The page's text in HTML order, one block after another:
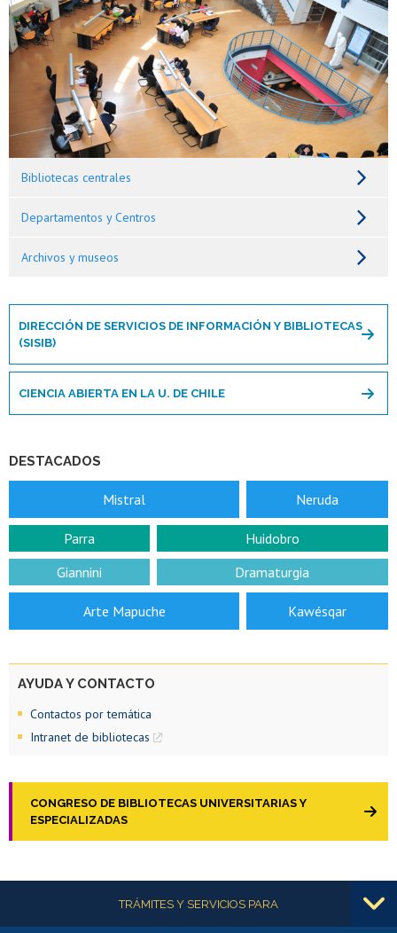
Lineamientos para el uso transparente de
inteligencia artificial en las tesis de la Universidad
de Chile
Bibliotecas centrales
Departamentos y Centros
Archivos y museos
DIRECCIÓN DE SERVICIOS DE INFORMACIÓN Y BIBLIOTECAS
(SISIB)
CIENCIA ABIERTA EN LA U. DE CHILE
DESTACADOS
Mistral Neruda
Parra
Huidobro
Giannini
Dramaturgia
Arte Mapuche Kawésqar
AYUDA Y CONTACTO
Contactos por temática
Intranet de bibliotecas
CONGRESO DE BIBLIOTECAS UNIVERSITARIAS Y
ESPECIALIZADAS
Más informaciónTRÁMITES Y SERVICIOS PARA